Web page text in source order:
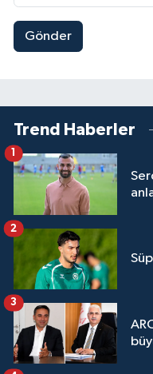
Gönder
Trend Haberler
2
3